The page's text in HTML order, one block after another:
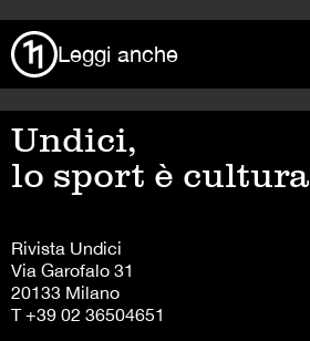
Leggi anche
Undici,
lo sport è cultura
Rivista Undici
Via Garofalo 31
20133 Milano
T +39 02 36504651